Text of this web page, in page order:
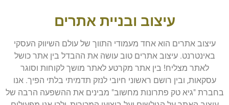
עיצוב ובניית אתרים
עיצוב אתרים הוא אחד מעמודי התווך של עולם השיווק העסקי
באינטרנט. עיצוב אתרים טוב עושה את ההבדל בין אתר כושל
לאתר מצליח! בין אתר מקרטע לאתר מושך לקוחות וסוגר
עסקאות, ובין רושם ראשוני חיובי לנזק תדמיתי בלתי הפיך. אנו
בחברת "גיא טק פתרונות מחשוב" מבינים את ההשפעה הרבה של